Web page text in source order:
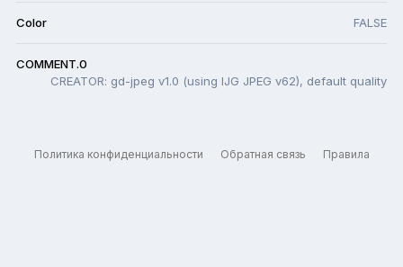
Color FALSE
COMMENT.0
CREATOR: gd-jpeg v1.0 (using IJG JPEG v62), default quality
Политика конфиденциальности Обратная связь Правила